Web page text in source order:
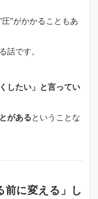
”がかかることもあ
話です。
したい」と言ってい
があるということな
前に変える」し